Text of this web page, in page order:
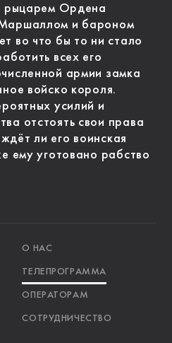
рыцарем Ордена
и бароном
во что бы то ни стало
всех его
армии замка
войско короля.
усилий и
отстоять свои права
ли его воинская
ему уготовано рабство
О НАС
ТЕЛЕПРОГРАММА
ОПЕРАТОРАМ
СОТРУДНИЧЕСТВО